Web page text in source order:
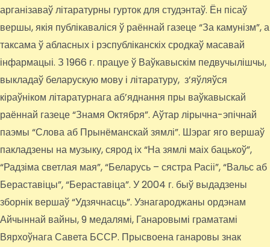
арганізаваў літаратурны гурток для студэнтаў. Ён пісаў
вершы, якія публікаваліся ў раённай газеце “За камунізм”, а
таксама ў абласных і рэспубліканскіх сродкаў масавай
інфармацыі. З 1966 г. працуе ў Ваўкавыскім педвучылішчы,
выкладаў беларускую мову і літаратуру, з’яўляўся
кіраўніком літаратурнага аб’яднання пры ваўкавыскай
раённай газеце “Знамя Октября”. Аўтар лірычна-эпічнай
паэмы “Слова аб Прынёманскай зямлі”. Шэраг яго вершаў
пакладзены на музыку, сярод іх “На зямлі маіх бацькоў”,
“Радзіма светлая мая”, “Беларусь – сястра Расіі”, “Вальс аб
Бераставіцы”, “Бераставіца”. У 2004 г. быў выдадзены
зборнік вершаў “Удзячнасць”. Узнагароджаны ордэнам
Айчыннай вайны, 9 медалямі, Ганаровымі граматамі
Вярхоўнага Савета БССР. Прысвоена ганаровы знак